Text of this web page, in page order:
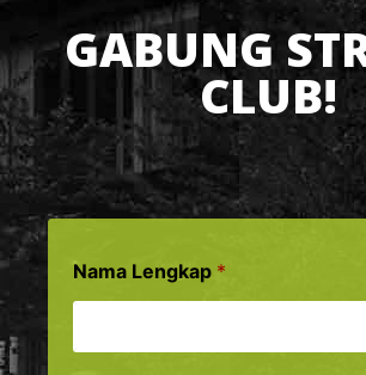
GABUNG
CLUB!
Nama Lengkap *